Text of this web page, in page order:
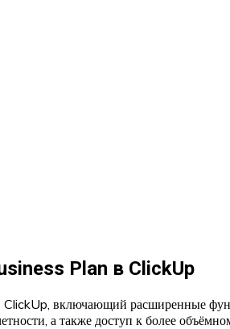
Plan в ClickUp
включающий расширенные
а также доступ к более